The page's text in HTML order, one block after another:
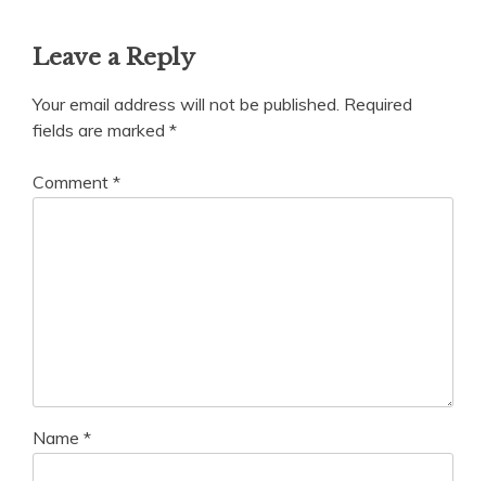
Leave a Reply
Your email address will not be published. Required
fields are marked *
Comment *
Name *